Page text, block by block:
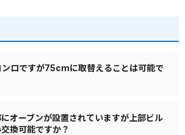
ロですが75cmに取替えることは可能で
オーブンが設置されていますが上部ビル
換可能ですか？